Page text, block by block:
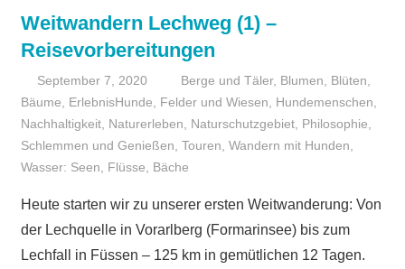
Weitwandern Lechweg (1) –
Reisevorbereitungen
September 7, 2020 Christiane2019
Berge und Täler, Blumen, Blüten,
Bäume
ErlebnisHunde Felder und Wiesen Hundemenschen
Nachhaltigkeit, Naturerleben Naturschutzgebiet, Philosophie
Schlemmen und Genießen Touren Wandern mit Hunden
Wasser: Seen, Flüsse, Bäche
Heute starten wir zu unserer ersten Weitwanderung: Von
der Lechquelle in Vorarlberg (Formarinsee) bis zum
Lechfall in Füssen – 125 km in gemütlichen 12 Tagen.